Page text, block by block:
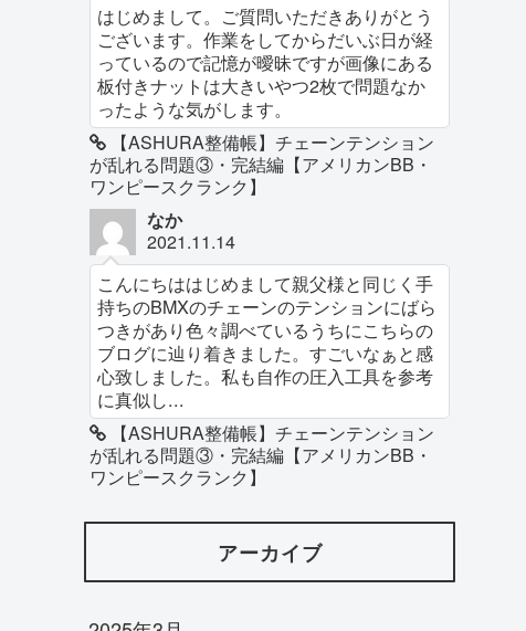
はじめまして。ご質問いただきありがとう
ございます。作業をしてからだいぶ日が経
っているので記憶が曖昧ですが画像にある
板付きナットは大きいやつ2枚で問題なか
ったような気がします。
【ASHURA整備帳】チェーンテンション
が乱れる問題③・完結編【アメリカンBB・
ワンピースクランク】
なか
2021.11.14
こんにちははじめまして親父様と同じく手
持ちのBMXのチェーンのテンションにばら
つきがあり色々調べているうちにこちらの
ブログに辿り着きました。すごいなぁと感
心致しました。私も自作の圧入工具を参考
に真似し...
【ASHURA整備帳】チェーンテンション
が乱れる問題③・完結編【アメリカンBB・
ワンピースクランク】
アーカイブ